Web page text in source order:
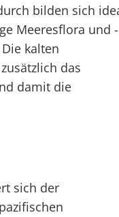
bilden sich
Meeresflora und -
kalten
das
damit die
sich der